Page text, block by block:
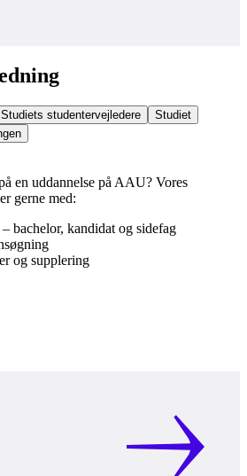
Studiets studentervejledere
Studiet
en uddannelse på AAU? Vores
gerne med:
bachelor, kandidat og sidefag
og supplering